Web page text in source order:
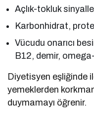
Açlık-tokluk
Karbonhidrat,
Vücudu onarıcı
B12, demir,
Diyetisyen eşliğinde
yemeklerden
duymamayı öğrenir.